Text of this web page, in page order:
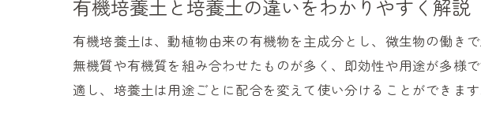
保水力・通
有機培養土
有機培養土と培養土の違いをわかりやすく解説
有機培養土は、動植物由来の有機物を主成分とし、微生物の働き
無機質や有機質を組み合わせたものが多く、即効性や用途が多様
適し、培養土は用途ごとに配合を変えて使い分けることができま